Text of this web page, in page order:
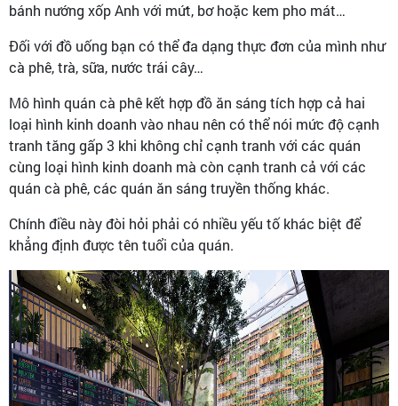
bánh nướng xốp Anh với mứt, bơ hoặc kem pho mát…
Đối với đồ uống bạn có thể đa dạng thực đơn của mình như
cà phê, trà, sữa, nước trái cây…
Mô hình quán cà phê kết hợp đồ ăn sáng tích hợp cả hai
loại hình kinh doanh vào nhau nên có thể nói mức độ cạnh
tranh tăng gấp 3 khi không chỉ cạnh tranh với các quán
cùng loại hình kinh doanh mà còn cạnh tranh cả với các
quán cà phê, các quán ăn sáng truyền thống khác.
Chính điều này đòi hỏi phải có nhiều yếu tố khác biệt để
khẳng định được tên tuổi của quán.